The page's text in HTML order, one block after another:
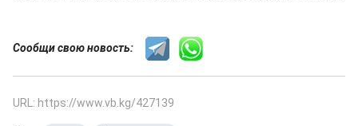
Сообщи свою новость:
URL: https://www.vb.kg/427139